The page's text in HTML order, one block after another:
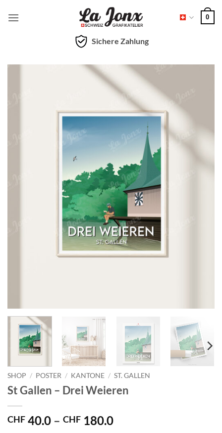
Inhalt
0
Sichere Zahlung
SHOP / POSTER / KANTONE / ST. GALLEN
St Gallen – Drei Weieren
CHF 40.0 – CHF 180.0Preisspanne: